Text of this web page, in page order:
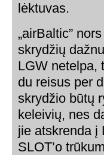
lėktuvas.
„airBaltic”
skrydžių
LGW netelpa,
du reisus per
skrydžio būtų
keleivių, nes
jie atskrenda į
SLOT’o